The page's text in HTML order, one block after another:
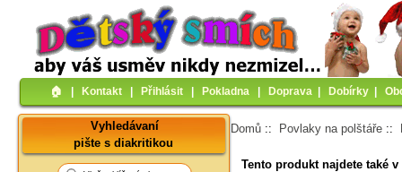
🏠︎ Kontakt Přihlásit Pokladna Doprava Dobírky
Vyhledávaní
pište s diakritikou
Domů :: Povlaky na polštáře ::
Tento produkt najdete také